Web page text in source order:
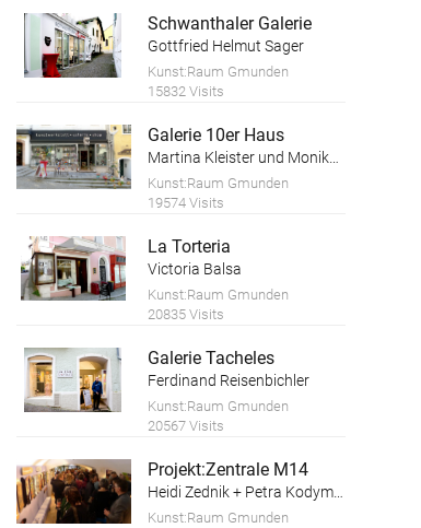
Schwanthaler Galerie
Gottfried Helmut Sager
Kunst:Raum Gmunden
15832 Visits
Galerie 10er Haus
Kunst:Raum Gmunden
19574 Visits
La Torteria
Victoria Balsa
Kunst:Raum Gmunden
20835 Visits
Galerie Tacheles
Ferdinand Reisenbichler
Kunst:Raum Gmunden
20567 Visits
Projekt:Zentrale M14
Kunst:Raum Gmunden